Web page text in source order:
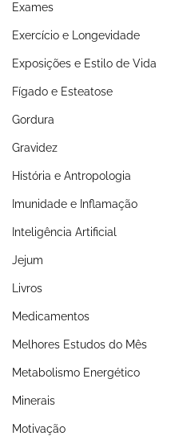
Exames
Exercício e Longevidade
Exposições e Estilo de Vida
Fígado e Esteatose
Gordura
Gravidez
História e Antropologia
Imunidade e Inflamação
Inteligência Artificial
Jejum
Livros
Medicamentos
Melhores Estudos do Mês
Metabolismo Energético
Minerais
Motivação